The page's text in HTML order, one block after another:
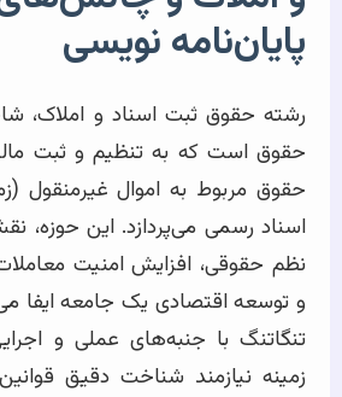
پایان‌نامه نویسی
رشته حقوق ثبت اسناد و املاک،
حقوق است که به تنظیم و ثبت
حقوق مربوط به اموال غیرمنقول
اسناد رسمی می‌پردازد. این حوزه،
نظم حقوقی، افزایش امنیت
و توسعه اقتصادی یک جامعه ایفا
تنگاتنگ با جنبه‌های عملی و
زمینه نیازمند شناخت دقیق